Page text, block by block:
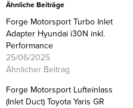
Ähnliche Beiträge
Forge Motorsport Turbo Inlet
Adapter Hyundai i30N inkl.
Performance
25/06/2025
Ähnlicher Beitrag
Forge Motorsport Lufteinlass
(Inlet Duct) Toyota Yaris GR